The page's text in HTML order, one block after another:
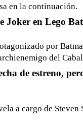
en la continuación.
Joker en Lego
por
del
de estreno,
a cargo de